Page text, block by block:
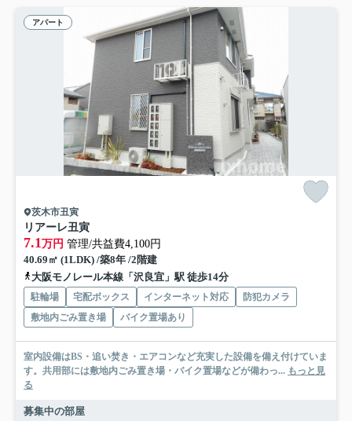
アパート
茨木市丑寅
リアーレ丑寅
7.1万円 管理/共益費4,100円
40.69㎡ (1LDK) /築8年 /2階建
大阪モノレール本線「沢良宜」駅 徒歩14分
駐輪場 宅配ボックス インターネット対応
防犯カメラ
敷地内ごみ置き場
バイク置場あり
室内設備はBS・追い焚き・エアコンなど充実した設備を備え付けていま
す。共用部には敷地内ごみ置き場・バイク置場などが備わっ... もっと見
る
募集中の部屋